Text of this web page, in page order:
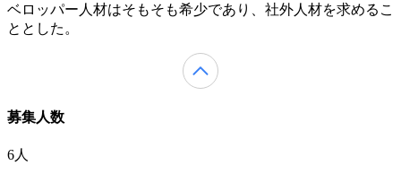
ベロッパー人材はそもそも希少であり、社外人材を求めるこ
ととした。
募集人数
6人